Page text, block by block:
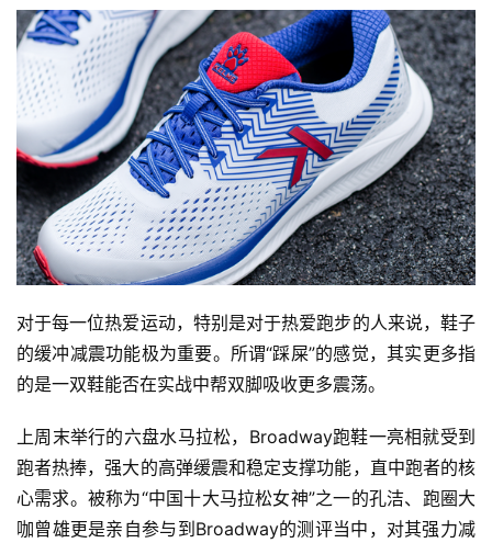
对于每一位热爱运动，特别是对于热爱跑步的人来说，鞋子
的缓冲减震功能极为重要。所谓“踩屎”的感觉，其实更多指
的是一双鞋能否在实战中帮双脚吸收更多震荡。
上周末举行的六盘水马拉松，Broadway跑鞋一亮相就受到
跑者热捧，强大的高弹缓震和稳定支撑功能，直中跑者的核
心需求。被称为“中国十大马拉松女神”之一的孔洁、跑圈大
咖曾雄更是亲自参与到Broadway的测评当中，对其强力减